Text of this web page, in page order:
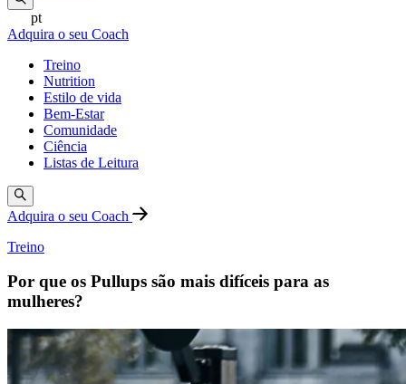
pt
Adquira o seu Coach
Treino
Nutrition
Estilo de vida
Bem-Estar
Comunidade
Ciência
Listas de Leitura
Adquira o seu Coach
Treino
Por que os Pullups são mais difíceis para as
mulheres?